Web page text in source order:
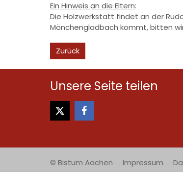
Ein Hinweis an die Eltern:
Die Holzwerkstatt findet an der
Mönchengladbach kommt, bitten
Zurück
Unsere Seite teilen
© Bistum Aachen Impressum